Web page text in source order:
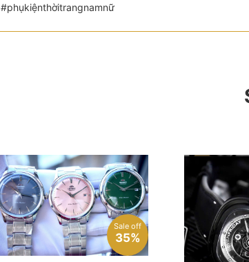
#phụkiệnthờitrangnamnữ
Sale off
35%